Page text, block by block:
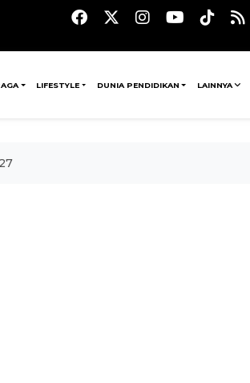
LIFESTYLE DUNIA PENDIDIKAN LAINNYA